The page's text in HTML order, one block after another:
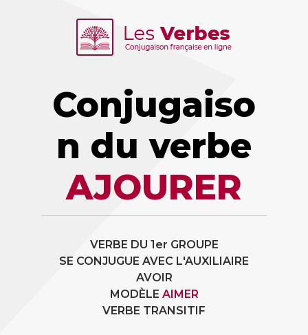
Conjugaiso
n du verbe
AJOURER
VERBE DU 1er GROUPE
SE CONJUGUE AVEC L'AUXILIAIRE
AVOIR
MODÈLE AIMER
VERBE TRANSITIF